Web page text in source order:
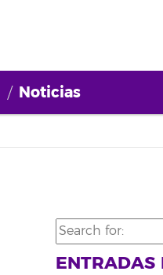
Noticias
Search
for:
ENTRADAS